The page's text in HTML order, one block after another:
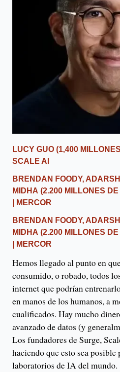
LUCY GUO (1,400
SCALE AI
BRENDAN FOODY,
MIDHA (2.200 MILLONES
| MERCOR
BRENDAN FOODY,
MIDHA (2.200 MILLONES
| MERCOR
Hemos llegado al punto en
consumido, o robado, todos
internet que podrían
en manos de los humanos, a
cualificados. Hay mucho
avanzado de datos (y
Los fundadores de Surge,
haciendo que esto sea
laboratorios de IA del mundo.